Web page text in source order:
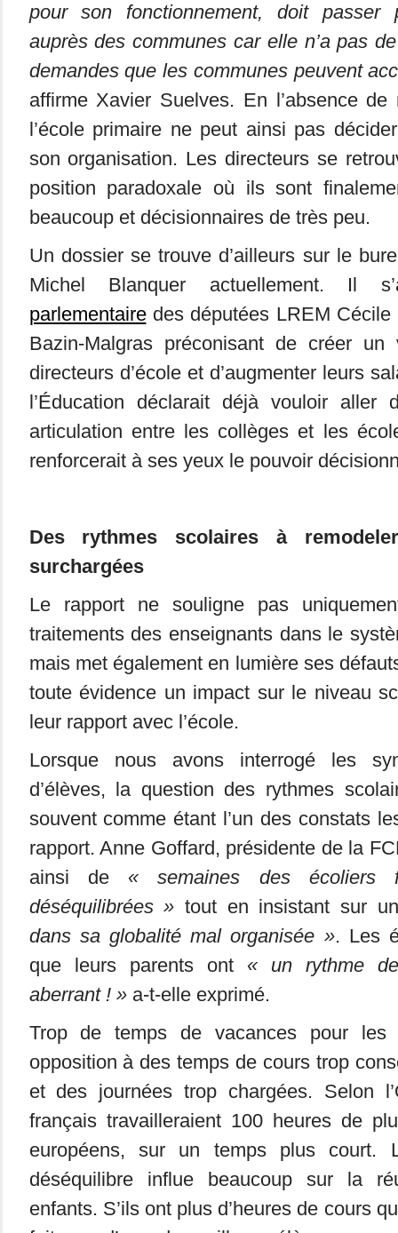
pour son fonctionnement, doit passer
auprès des communes car elle n’a pas
demandes que les communes peuvent
affirme Xavier Suelves. En l’absence
l’école primaire ne peut ainsi pas
son organisation. Les directeurs se
position paradoxale où ils sont
beaucoup et décisionnaires de très peu.
Un dossier se trouve d’ailleurs sur le
Michel Blanquer actuellement. Il
parlementairedes députées LREM Cécile
Bazin-Malgras préconisant de créer un
directeurs d’école et d’augmenter leurs
l’Éducation déclarait déjà vouloir aller
articulation entre les collèges et les
renforcerait à ses yeux le pouvoir
Des rythmes scolaires à
surchargées
Le rapport ne souligne pas
traitements des enseignants dans le
mais met également en lumière ses
toute évidence un impact sur le niveau
leur rapport avec l’école.
Lorsque nous avons interrogé les
d’élèves, la question des rythmes
souvent comme étant l’un des constats
rapport. Anne Goffard, présidente de la
ainsi de « semaines des écoliers
déséquilibrées » tout en insistant sur
dans sa globalité mal organisée ». Les
que leurs parents ont « un rythme
aberrant ! »a-t-elle exprimé.
Trop de temps de vacances pour les
opposition à des temps de cours trop
et des journées trop chargées. Selon
français travailleraient 100 heures de
européens, sur un temps plus
déséquilibre influe beaucoup sur la
enfants. S’ils ont plus d’heures de cours